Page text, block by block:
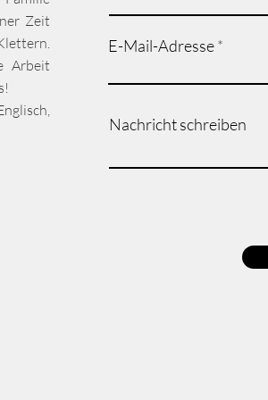
Zeit
Arbeit
E-Mail-Adresse
Nachricht schreiben